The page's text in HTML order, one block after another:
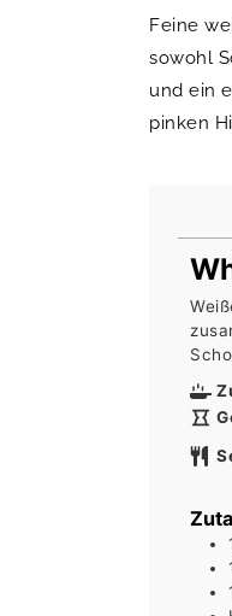
Feine
sowohl
und ein
pinken